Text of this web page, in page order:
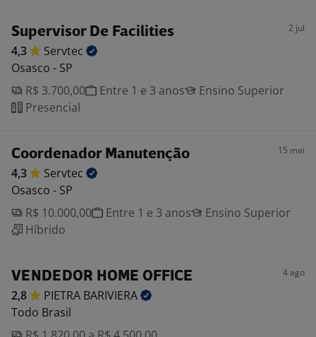
Supervisor De Facilities 2 jul
4,3
Servtec
Osasco - SP
R$ 3.700,00
Entre 1 e 3 anos
Ensino Superior
Presencial
Coordenador Manutenção 15 mai
4,3
Servtec
Osasco - SP
R$ 10.000,00
Entre 1 e 3 anos
Ensino Superior
Híbrido
VENDEDOR HOME OFFICE 4 ago
2,8 PIETRA BARIVIERA
Todo Brasil